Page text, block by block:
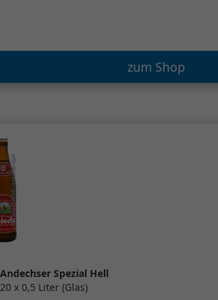
zum Shop
Andechser Spezial Hell
20 x 0,5 Liter (Glas)